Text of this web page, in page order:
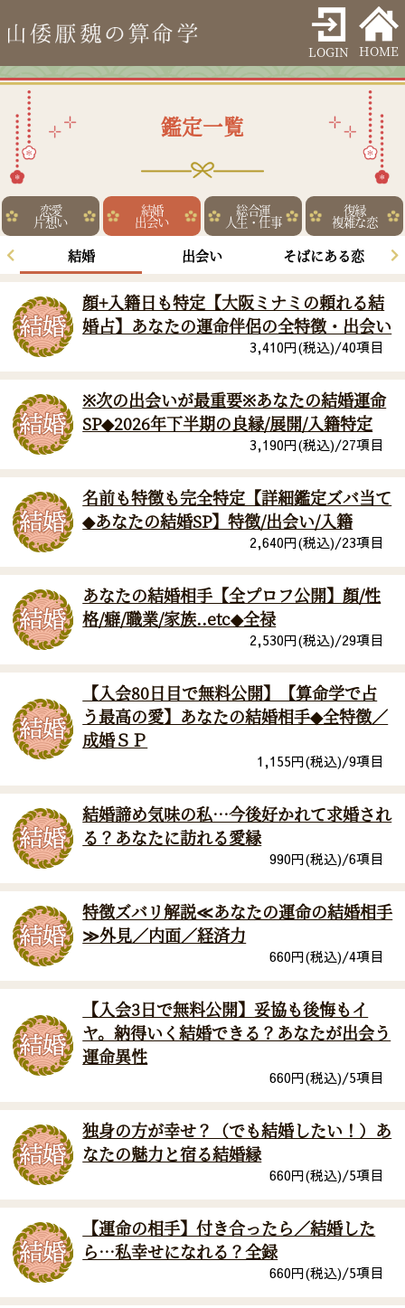
LOGIN HOME
鑑定一覧
恋愛
片想い
結婚
出会い
総合運
人生・仕事
復縁
複雑な恋
結婚 出会い そばにある恋
顔+入籍日も特定【大阪ミナミの頼れる結
婚占】あなたの運命伴侶の全特徴・出会い
3,410円(税込)/40項目
※次の出会いが最重要※あなたの結婚運命
SP◆2026年下半期の良縁/展開/入籍特定
3,190円(税込)/27項目
名前も特徴も完全特定【詳細鑑定ズバ当て
◆あなたの結婚SP】特徴/出会い/入籍
2,640円(税込)/23項目
あなたの結婚相手【全プロフ公開】顔/性
格/癖/職業/家族..etc◆全禄
2,530円(税込)/29項目
【入会80日目で無料公開】【算命学で占
う最高の愛】あなたの結婚相手◆全特徴／
成婚ＳＰ
1,155円(税込)/9項目
結婚諦め気味の私…今後好かれて求婚され
る？あなたに訪れる愛縁
990円(税込)/6項目
特徴ズバリ解説≪あなたの運命の結婚相手
≫外見／内面／経済力
660円(税込)/4項目
【入会3日で無料公開】妥協も後悔もイ
ヤ。納得いく結婚できる？あなたが出会う
運命異性
660円(税込)/5項目
独身の方が幸せ？（でも結婚したい！）あ
なたの魅力と宿る結婚縁
660円(税込)/5項目
【運命の相手】付き合ったら／結婚した
ら…私幸せになれる？全録
660円(税込)/5項目